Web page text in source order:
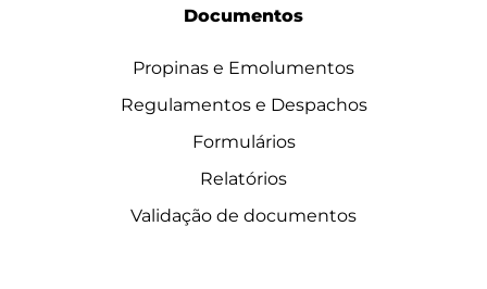
Documentos
Propinas e Emolumentos
Regulamentos e Despachos
Formulários
Relatórios
Validação de documentos